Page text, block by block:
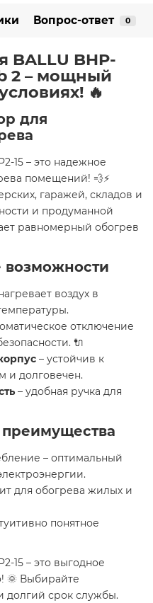
Вопрос-ответ 0
BALLU BHP-
2 – мощный
🔥
для
15 – это надежное
помещений! 💨⚡
гаражей, складов и
и продуманной
равномерный обогрев
воздух в
отключение
🔌
– устойчив к
и долговечен.
– удобная ручка для
– оптимальный
для обогрева жилых и
понятное
15 – это выгодное
🌞 Выбирайте
долгий срок службы.